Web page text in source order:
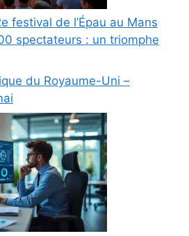
festival de l’Épau au Mans
spectateurs : un triomphe
du Royaume-Uni –